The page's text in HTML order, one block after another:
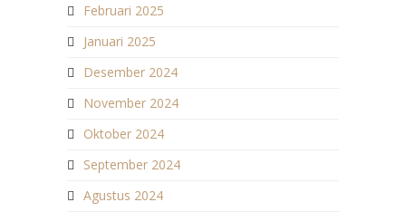
Februari 2025
Januari 2025
Desember 2024
November 2024
Oktober 2024
September 2024
Agustus 2024